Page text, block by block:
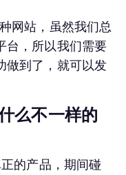
网站，虽然我们总
台，所以我们需要
做到了，就可以发
么不一样的
的产品，期间碰